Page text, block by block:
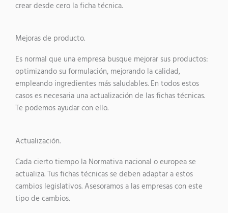
crear desde cero la ficha técnica.
Mejoras de producto.
Es normal que una empresa busque mejorar sus productos:
optimizando su formulación, mejorando la calidad,
empleando ingredientes más saludables. En todos estos
casos es necesaria una actualización de las fichas técnicas.
Te podemos ayudar con ello.
Actualización.
Cada cierto tiempo la Normativa nacional o europea se
actualiza. Tus fichas técnicas se deben adaptar a estos
cambios legislativos. Asesoramos a las empresas con este
tipo de cambios.